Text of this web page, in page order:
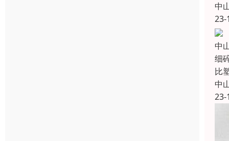
中
23-
中
细
比
中
23-